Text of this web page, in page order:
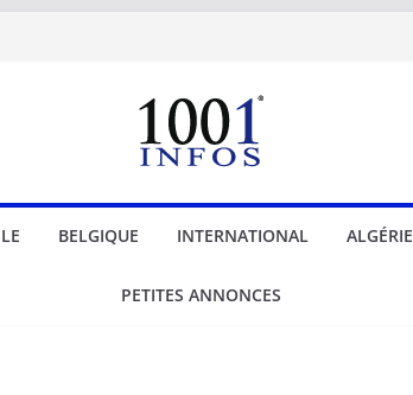
BELGIQUE INTERNATIONAL ALGÉRIE
PETITES ANNONCES